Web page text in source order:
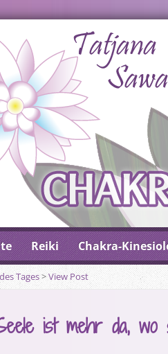
Reiki Chakra-
Tages>View Post
ist mehr da, wo